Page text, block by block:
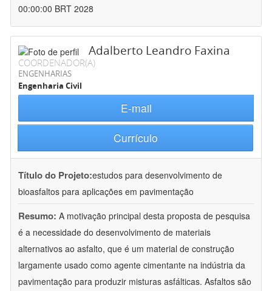
00:00:00 BRT 2028
Adalberto Leandro Faxina
COORDENADOR(A)
ENGENHARIAS
Engenharia Civil
E-mail
Currículo
Título do Projeto:estudos para desenvolvimento de
bioasfaltos para aplicações em pavimentação
Resumo: A motivação principal desta proposta de pesquisa
é a necessidade do desenvolvimento de materiais
alternativos ao asfalto, que é um material de construção
largamente usado como agente cimentante na indústria da
pavimentação para produzir misturas asfálticas. Asfaltos são